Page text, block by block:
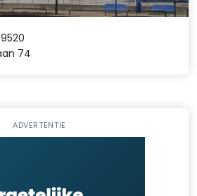
74
ADVERTENTIE